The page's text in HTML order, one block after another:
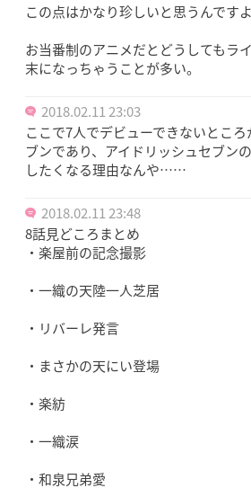
この点はかなり珍しいと思うんですよ
お当番制のアニメだとどうしてもラ
末になっちゃうことが多い。
2018.02.11 23:03
ここで7人でデビューできないとこ
ブンであり、アイドリッシュセブン
したくなる理由なんや……
2018.02.11 23:48
8話見どころまとめ
・楽屋前の記念撮影
・一織の天陸一人芝居
・リバーレ発言
・まさかの天にい登場
・楽紡
・一織涙
・和泉兄弟愛